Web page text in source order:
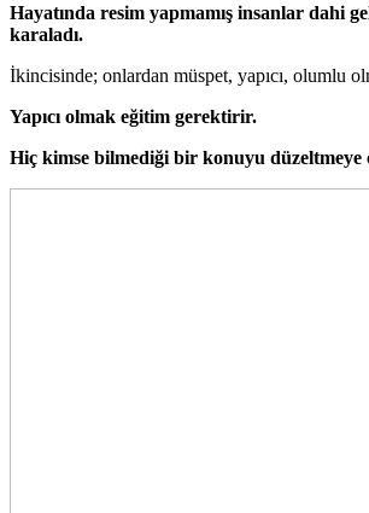
Hayatında resim yapmamış insanlar dahi
karaladı.
İkincisinde; onlardan müspet, yapıcı, olumlu
Yapıcı olmak eğitim gerektirir.
Hiç kimse bilmediği bir konuyu düzeltmeye